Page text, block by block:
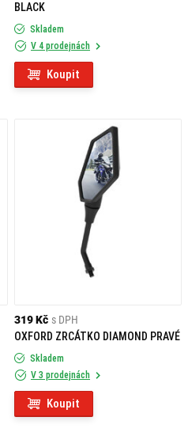
BLACK
Skladem
V 4 prodejnách
Koupit
319 Kč s DPH
OXFORD ZRCÁTKO DIAMOND PRAVÉ
Skladem
V 3 prodejnách
Koupit